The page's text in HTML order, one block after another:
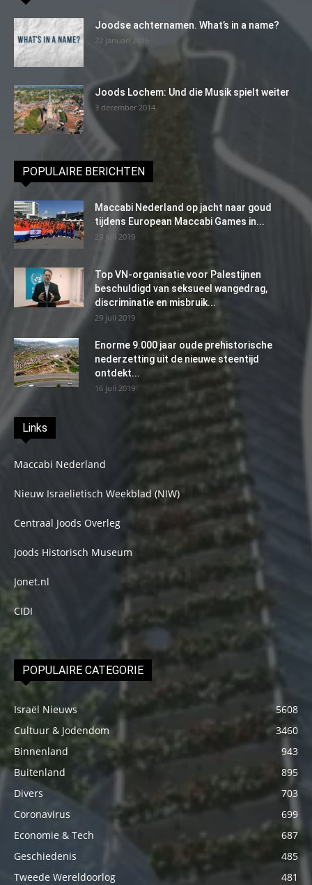
Joodse achternamen. What’s in a name?
22 januari 2016
Joods Lochem: Und die Musik spielt weiter
3 december 2014
POPULAIRE BERICHTEN
Maccabi Nederland op jacht naar goud
tijdens European Maccabi Games in...
29 juli 2019
Top VN-organisatie voor Palestijnen
beschuldigd van seksueel wangedrag,
discriminatie en misbruik...
29 juli 2019
Enorme 9.000 jaar oude prehistorische
nederzetting uit de nieuwe steentijd
ontdekt...
16 juli 2019
Links
Maccabi Nederland
Nieuw Israelietisch Weekblad (NIW)
Centraal Joods Overleg
Joods Historisch Museum
Jonet.nl
CIDI
POPULAIRE CATEGORIE
Israël Nieuws
5608
Cultuur & Jodendom
3460
Binnenland
943
Buitenland
895
Divers
703
Coronavirus
699
Economie & Tech
687
Geschiedenis
485
Tweede Wereldoorlog
481